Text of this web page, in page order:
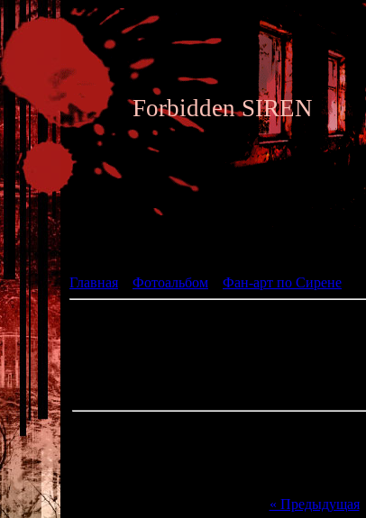
Forbidden SIREN
Главная Фотоальбом Фан-арт по Сирене
« Предыдущая|